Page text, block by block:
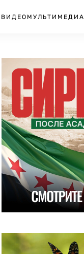
ВИДЕО МУЛЬТИМЕДИА